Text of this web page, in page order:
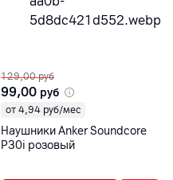
129,00 руб
99,00 руб
от 4,94 руб/мес
Наушники Anker Soundcore
P30i розовый